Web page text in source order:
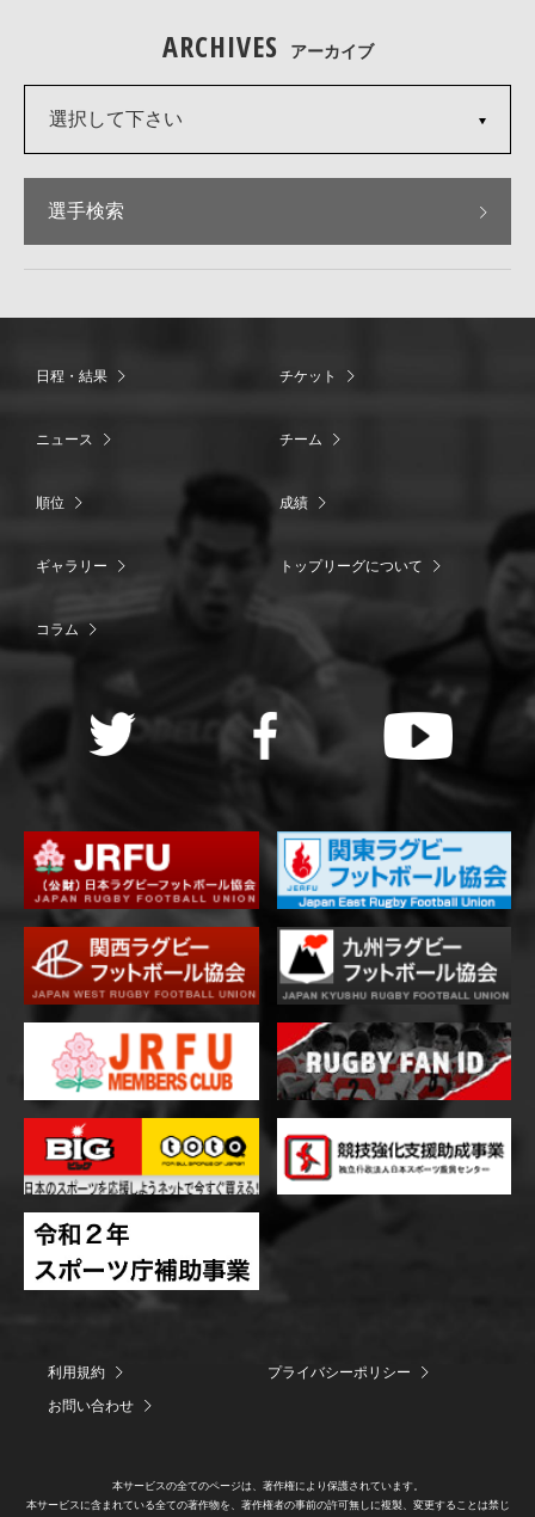
ARCHIVES アーカイブ
選択して下さい
選手検索
日程・結果 チケット
ニュース チーム
順位 成績
ギャラリー トップリーグについて
コラム
利用規約
プライバシーポリシー
お問い合わせ
本サービスの全てのページは、著作権により保護されています。
本サービスに含まれている全ての著作物を、著作権者の事前の許可無しに複製、変更することは禁じ